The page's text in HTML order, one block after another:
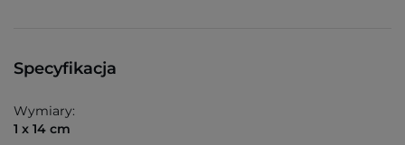
Specyfikacja
Wymiary:
1 x 14 cm